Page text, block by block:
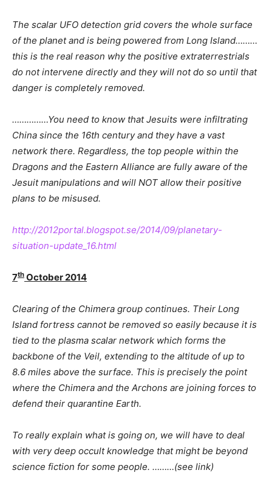
The scalar UFO detection grid covers the whole surface
of the planet and is being powered from Long Island………
this is the real reason why the positive extraterrestrials
do not intervene directly and they will not do so until that
danger is completely removed.
……………You need to know that Jesuits were infiltrating
China since the 16th century and they have a vast
network there. Regardless, the top people within the
Dragons and the Eastern Alliance are fully aware of the
Jesuit manipulations and will NOT allow their positive
plans to be misused.
http://2012portal.blogspot.se/2014/09/planetary-
situation-update_16.html
7th October 2014
Clearing of the Chimera group continues. Their Long
Island fortress cannot be removed so easily because it is
tied to the plasma scalar network which forms the
backbone of the Veil, extending to the altitude of up to
8.6 miles above the surface. This is precisely the point
where the Chimera and the Archons are joining forces to
defend their quarantine Earth.
To really explain what is going on, we will have to deal
with very deep occult knowledge that might be beyond
science fiction for some people. ………(see link)